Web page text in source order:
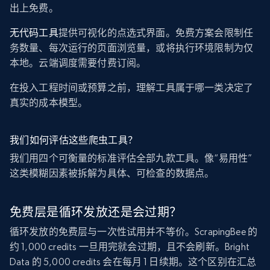
出上免费。
无代码工具提供可视化的点选式界面。免费方案会限制任
务数量、每次运行的页面浏览量，或将执行环境限制为仅
本地。云端调度需要付费订阅。
在投入工程时间或预算之前，理解工具属于哪一类决定了
真实的成本模型。
我们如何评估这些爬虫工具？
我们用四个可衡量的标准评估全部九款工具。像“易用性”
这类模糊因素被拆解为具体、可检查的数据点。
免费层是循环发放还是会过期？
循环发放的免费层与一次性试用并不等价。ScrapingBee 的
约 1,000 credits 一旦用完就会过期，且不会刷新。Bright
Data 的 5,000 credits 会在每月 1 日续期。这个区别在汇总